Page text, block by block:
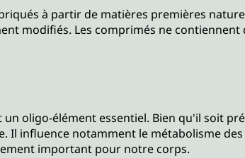
à partir de matières premières
modifiés. Les comprimés ne
oligo-élément essentiel. Bien qu'il soit
influence notamment le métabolisme
important pour notre corps.